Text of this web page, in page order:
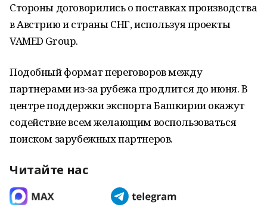
Стороны договорились о поставках производства
в Австрию и страны СНГ, используя проекты
VAMED Group.
Подобный формат переговоров между
партнерами из-за рубежа продлится до июня. В
центре поддержки экспорта Башкирии окажут
содействие всем желающим воспользоваться
поиском зарубежных партнеров.
Читайте нас